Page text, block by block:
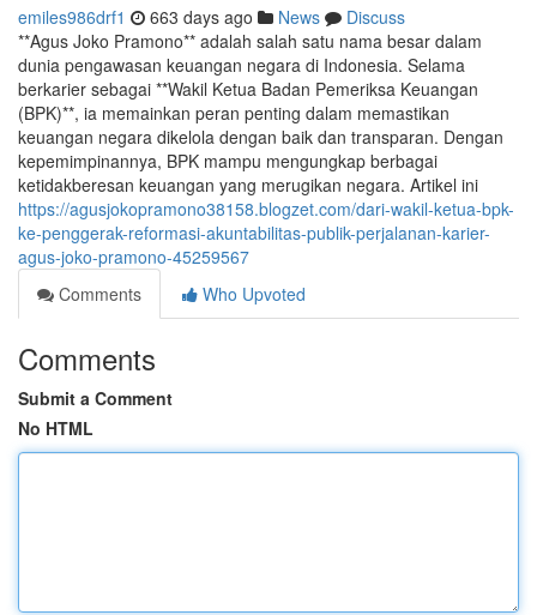
emiles986drf1 663 days ago News
Discuss
**Agus Joko Pramono** adalah salah satu nama besar dalam
dunia pengawasan keuangan negara di Indonesia. Selama
berkarier sebagai **Wakil Ketua Badan Pemeriksa Keuangan
(BPK)**, ia memainkan peran penting dalam memastikan
keuangan negara dikelola dengan baik dan transparan. Dengan
kepemimpinannya, BPK mampu mengungkap berbagai
ketidakberesan keuangan yang merugikan negara. Artikel ini
https://agusjokopramono38158.blogzet.com/dari-wakil-ketua-bpk-
ke-penggerak-reformasi-akuntabilitas-publik-perjalanan-karier-
agus-joko-pramono-45259567
Comments
Who Upvoted
Comments
Submit a Comment
No HTML